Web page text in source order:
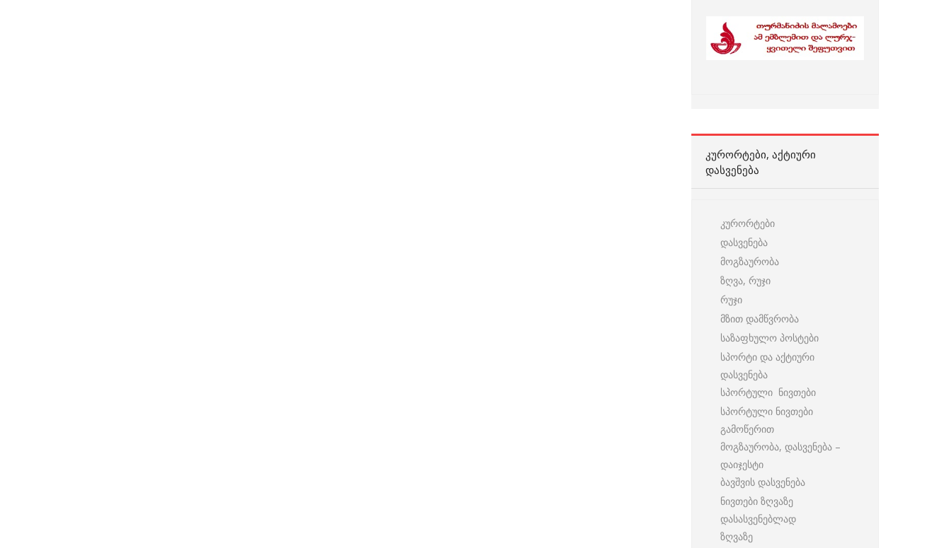
ᲙᲣᲠᲝᲠᲢᲔᲑᲘ, ᲐᲥᲢᲘᲣᲠᲘ
ᲓᲐᲡᲕᲔᲜᲔᲑᲐ
კურორტები
დასვენება
მოგზაურობა
ზღვა, რუჯი
რუჯი
მზით დამწვრობა
საზაფხულო პოსტები
სპორტი და აქტიური
დასვენება
სპორტული ნივთები
სპორტული ნივთები
გამოწერით
მოგზაურობა, დასვენება –
დაიჯესტი
ბავშვის დასვენება
ნივთები ზღვაზე
დასასვენებლად
ზღვაზე